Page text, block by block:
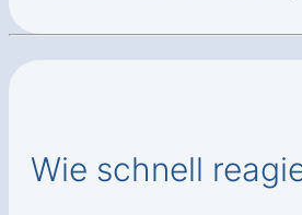
Wie schnell